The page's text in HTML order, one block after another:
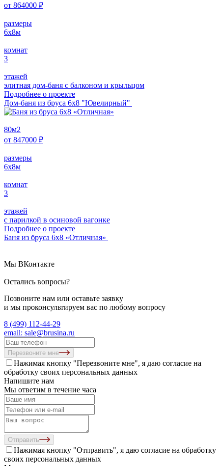
от 864000 ₽
размеры
6x8м
комнат
3
этажей
элитная дом-баня с балконом и крыльцом
Подробнее о проектe
Дом-баня из бруса 6x8 "Ювелирный"
80м2
от 847000 ₽
размеры
6х8м
комнат
3
этажей
с парилкой в осиновой вагонке
Подробнее о проектe
Баня из бруса 6х8 «Отличная»
Мы ВКонтакте
Остались вопросы?
Позвоните нам или оставьте заявку
и мы проконсультируем вас по любому вопросу
8 (499) 112-44-29
email: sale@brusina.ru
Перезвоните мне
Нажимая кнопку "Перезвоните мне", я даю согласие на
обработку своих персональных данных
Напишите нам
Мы ответим в течение часа
Отправить
Нажимая кнопку "Отправить", я даю согласие на обработку
своих персональных данных